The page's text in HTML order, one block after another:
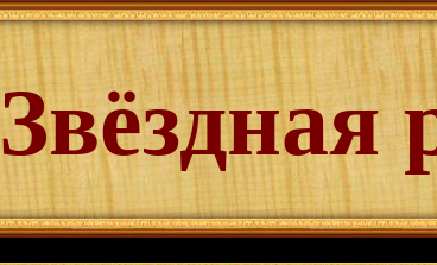
Звёздная